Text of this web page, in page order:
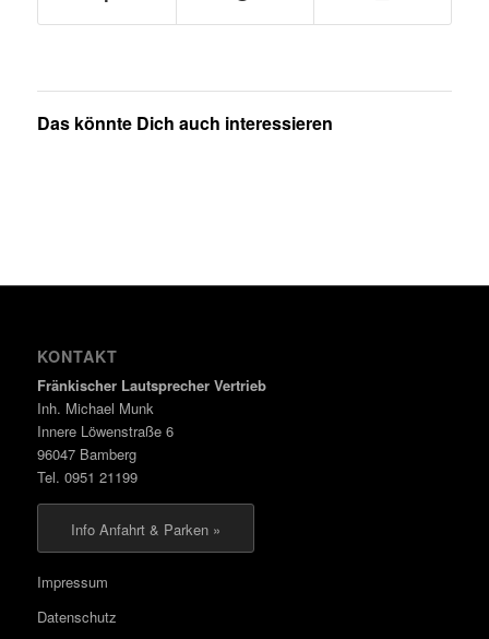
Das könnte Dich auch interessieren
KONTAKT
Fränkischer Lautsprecher Vertrieb
Inh. Michael Munk
Innere Löwenstraße 6
96047 Bamberg
Tel. 0951 21199
Info Anfahrt & Parken »
Impressum
Datenschutz